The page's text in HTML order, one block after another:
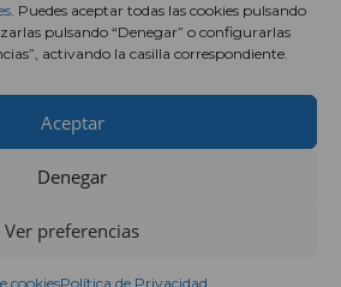
. Puedes aceptar todas las cookies pulsando
pulsando “Denegar” o configurarlas
activando la casilla correspondiente.
Aceptar
Denegar
Ver preferencias
cookiesPolítica de Privacidad